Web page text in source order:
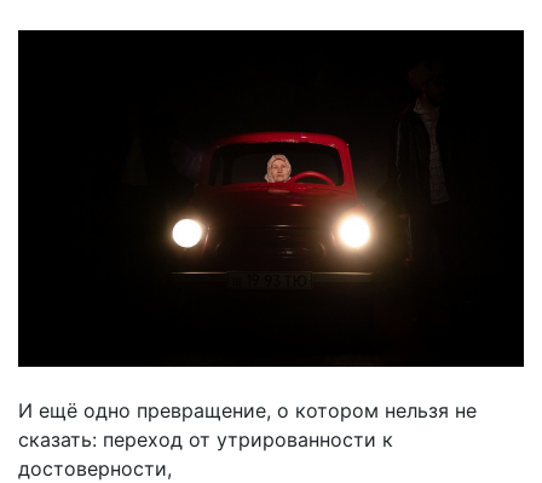
И ещё одно превращение, о котором нельзя не
сказать: переход от утрированности к
достоверности,